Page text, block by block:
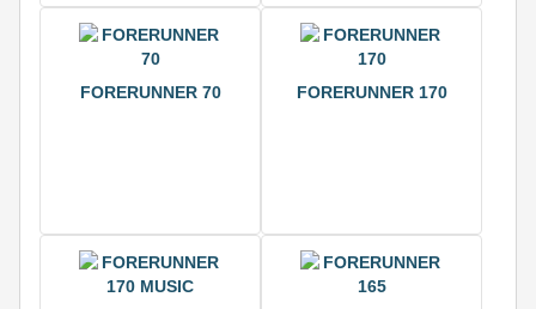
FORERUNNER 70 FORERUNNER 170